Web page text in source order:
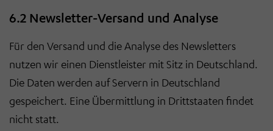
6.2 Newsletter-Versand und Analyse
Für den Versand und die Analyse des Newsletters
nutzen wir einen Dienstleister mit Sitz in Deutschland.
Die Daten werden auf Servern in Deutschland
gespeichert. Eine Übermittlung in Drittstaaten findet
nicht statt.